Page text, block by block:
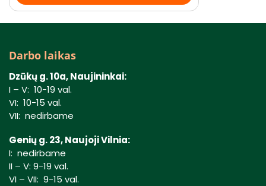
Darbo laikas
Dzūkų g. 10a, Naujininkai:
I – V: 10-19 val.
VI: 10-15 val.
VII: nedirbame
Genių g. 23, Naujoji Vilnia:
I: nedirbame
II – V: 9-19 val.
VI – VII: 9-15 val.